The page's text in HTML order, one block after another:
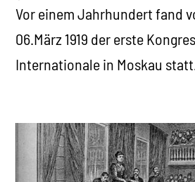
Vor einem Jahrhundert fand
06.März 1919 der erste
Internationale in Moskau